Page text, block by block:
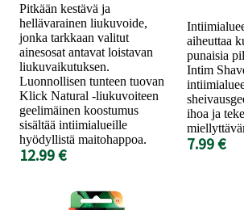
Pitkään kestävä ja
hellävarainen liukuvoide,
jonka tarkkaan valitut
ainesosat antavat loistavan
liukuvaikutuksen.
Luonnollisen tunteen tuovan
Klick Natural -liukuvoiteen
geelimäinen koostumus
sisältää intiimialueille
hyödyllistä maitohappoa.
12.99 €
aiheuttaa
punaisia
Intim
ihoa ja
7.99 €